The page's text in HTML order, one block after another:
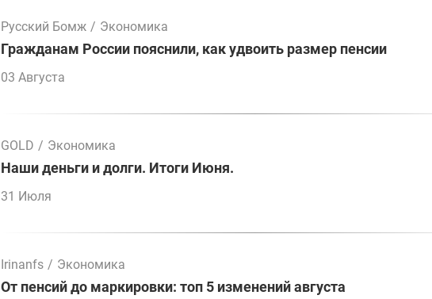
Русский Бомж / Экономика
Гражданам России пояснили, как удвоить размер пенсии
03 Августа
GOLD / Экономика
Наши деньги и долги. Итоги Июня.
31 Июля
Irinanfs / Экономика
От пенсий до маркировки: топ 5 изменений августа